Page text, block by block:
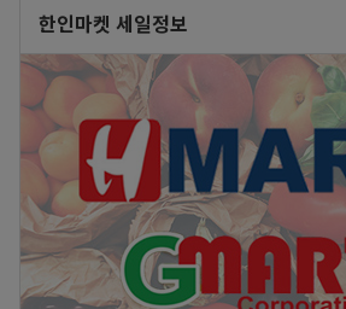
한인마켓 세일정보